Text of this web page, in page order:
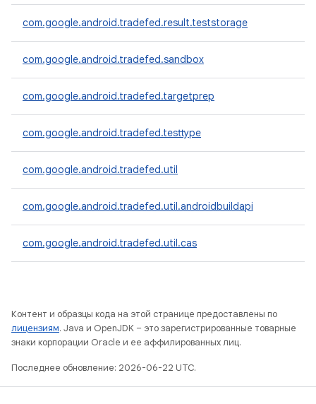
com.google.android.tradefed.result.teststorage
com.google.android.tradefed.sandbox
com.google.android.tradefed.targetprep
com.google.android.tradefed.testtype
com.google.android.tradefed.util
com.google.android.tradefed.util.androidbuildapi
com.google.android.tradefed.util.cas
Контент и образцы кода на этой странице предоставлены по
лицензиям. Java и OpenJDK – это зарегистрированные товарные
знаки корпорации Oracle и ее аффилированных лиц.
Последнее обновление: 2026-06-22 UTC.